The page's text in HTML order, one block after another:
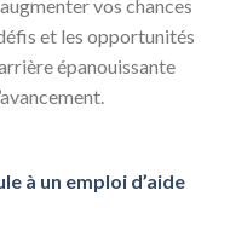
vos chances
et les opportunités
épanouissante
à un emploi d’aide